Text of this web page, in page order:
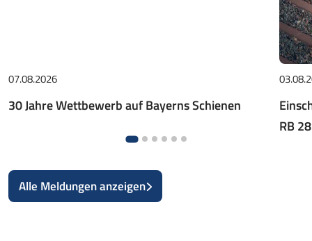
07.08.2026
30 Jahre Wettbewerb auf Bayerns Schienen
RB
Alle Meldungen anzeigen